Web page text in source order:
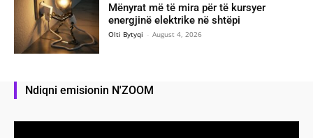
Mënyrat më të mira për të kursyer
energjinë elektrike në shtëpi
Olti Bytyqi - August 4, 2026
Ndiqni emisionin N'ZOOM